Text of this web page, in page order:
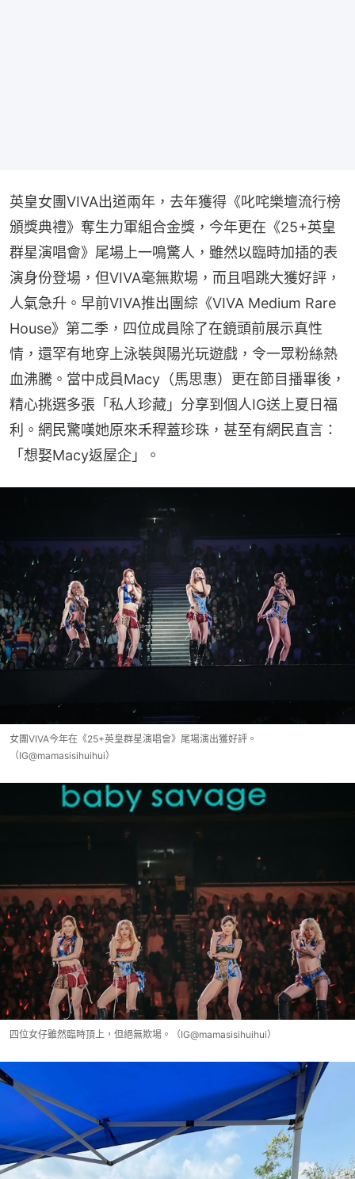
英皇女團VIVA出道兩年，去年獲得《叱咤樂壇流行榜
頒獎典禮》奪生力軍組合金獎，今年更在《25+英皇
群星演唱會》尾場上一鳴驚人，雖然以臨時加插的表
演身份登場，但VIVA毫無欺場，而且唱跳大獲好評，
人氣急升。早前VIVA推出團綜《VIVA Medium Rare
House》第二季，四位成員除了在鏡頭前展示真性
情，還罕有地穿上泳裝與陽光玩遊戲，令一眾粉絲熱
血沸騰。當中成員Macy（馬思惠）更在節目播畢後，
精心挑選多張「私人珍藏」分享到個人IG送上夏日福
利。網民驚嘆她原來禾稈蓋珍珠，甚至有網民直言：
「想娶Macy返屋企」。
女團VIVA今年在《25+英皇群星演唱會》尾場演出獲好評。
（IG@mamasisihuihui）
四位女仔雖然臨時頂上，但絕無欺場。（IG@mamasisihuihui）